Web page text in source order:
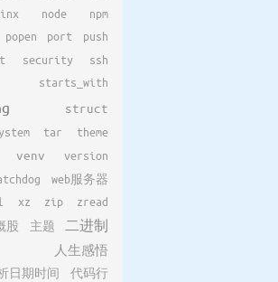
node
npm
popen port
push
security
ssh
starts_with
struct
tar
theme
venv
version
web服务器
xz zip
zread
股 主题 二进制
人生感悟
日期时间
代码行